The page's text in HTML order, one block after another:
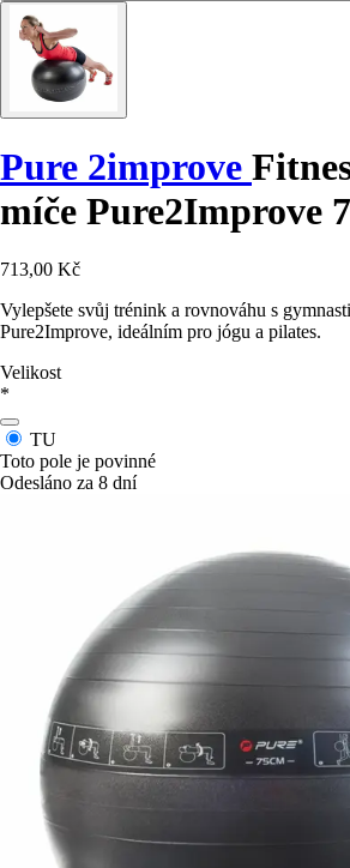
Pure 2improve
míče Pure2Improve
713,00 Kč
Vylepšete svůj trénink a rovnováhu s
Pure2Improve, ideálním pro jógu a pilates.
Velikost
*
TU
Toto pole je povinné
Odesláno za 8 dní